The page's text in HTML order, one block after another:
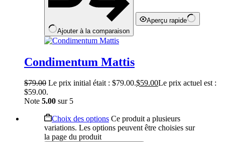
Ajouter à la comparaison
Aperçu rapide
Condimentum Mattis
$79.00 Le prix initial était : $79.00.$59.00Le prix actuel est :
$59.00.
Note 5.00 sur 5
Choix des options Ce produit a plusieurs
variations. Les options peuvent être choisies sur
la page du produit